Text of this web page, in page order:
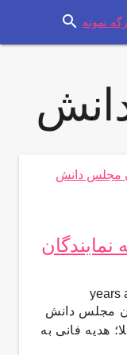
نمونه search
نمایندگان
مجلس دانش
هدیه فانی به